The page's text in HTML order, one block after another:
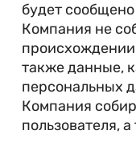
будет
Компания не
также данные,
персональных
Компания
пользователя,